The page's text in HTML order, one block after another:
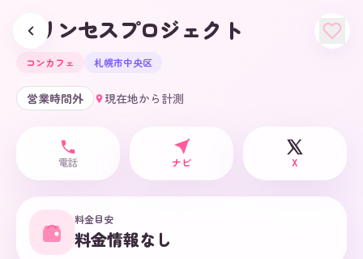
プリンセスプロジェクト
コンカフェ 札幌市中央区
営業時間外 現在地から計測
電話 ナビ X
料金目安
料金情報なし